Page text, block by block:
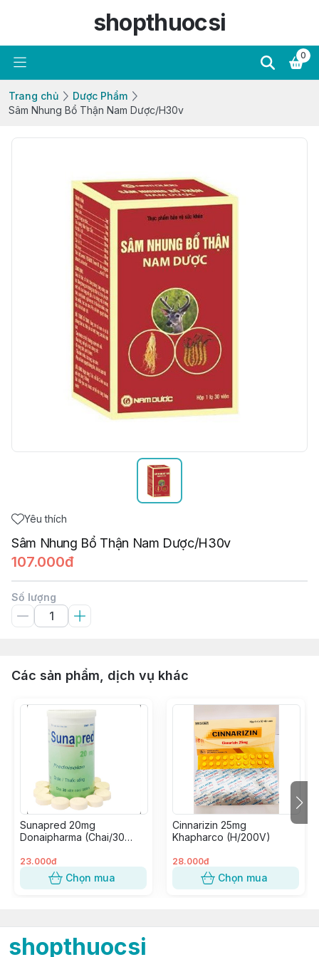
shopthuocsi
0
Trang chủ
Dược Phẩm
Sâm Nhung Bổ Thận Nam Dược/H30v
Yêu thích
Sâm Nhung Bổ Thận Nam Dược/H30v
107.000đ
Số lượng
Các sản phẩm, dịch vụ khác
Sunapred 20mg
Donaipharma (Chai/30
23.000đ
Chọn mua
Cinnarizin 25mg
Khapharco (H/200V)
28.000đ
Chọn mua
shopthuocsi